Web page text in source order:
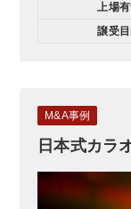
上場
譲受
M&A事例
日本式カラ